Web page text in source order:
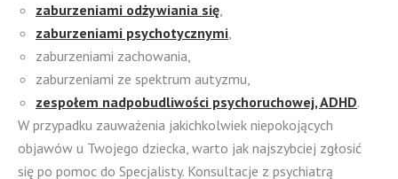
zaburzeniami odżywiania się,
zaburzeniami psychotycznymi,
zaburzeniami zachowania,
zaburzeniami ze spektrum autyzmu,
zespołem nadpobudliwości psychoruchowej, ADHD.
W przypadku zauważenia jakichkolwiek niepokojących
objawów u Twojego dziecka, warto jak najszybciej zgłosić
się po pomoc do Specjalisty. Konsultacje z psychiatrą